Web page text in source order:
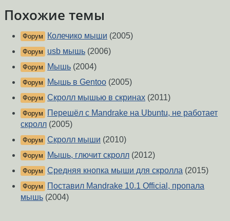
Похожие темы
Форум Колечико мыши (2005)
Форум usb мышь (2006)
Форум Мышь (2004)
Форум Мышь в Gentoo (2005)
Форум Скролл мышью в скринах (2011)
Форум
Перешёл с Mandrake на Ubuntu, не работает
скролл (2005)
Форум Скролл мыши (2010)
Форум Мышь, глючит скролл (2012)
Форум Средняя кнопка мыши для скролла (2015)
Форум
Поставил Mandrake 10.1 Official, пропала
мышь (2004)